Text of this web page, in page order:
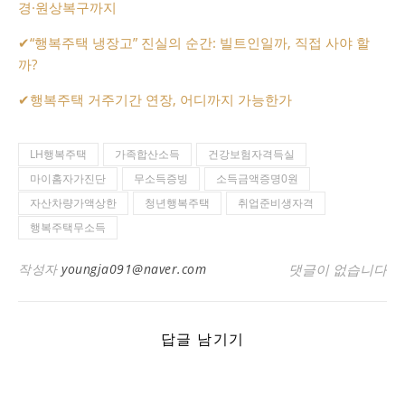
경·원상복구까지
✔“행복주택 냉장고” 진실의 순간: 빌트인일까, 직접 사야 할
까?
✔행복주택 거주기간 연장, 어디까지 가능한가
LH행복주택 가족합산소득
건강보험자격득실
마이홈자가진단
무소득증빙
소득금액증명0원
자산차량가액상한
청년행복주택
취업준비생자격
행복주택무소득
작성자 youngja091@naver.com 댓글이 없습니다
답글 남기기